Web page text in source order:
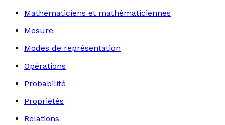
Mathématiciens et mathématiciennes
Mesure
Modes de représentation
Opérations
Probabilité
Propriétés
Relations